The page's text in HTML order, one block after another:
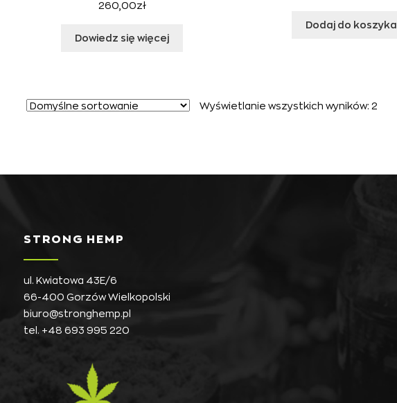
260,00zł
Dowiedz się więcej
Dodaj do koszyka
Wyświetlanie wszystkich wyników: 2
STRONG HEMP
ul. Kwiatowa 43E/6
66-400 Gorzów Wielkopolski
biuro@stronghemp.pl
tel. +48 693 995 220